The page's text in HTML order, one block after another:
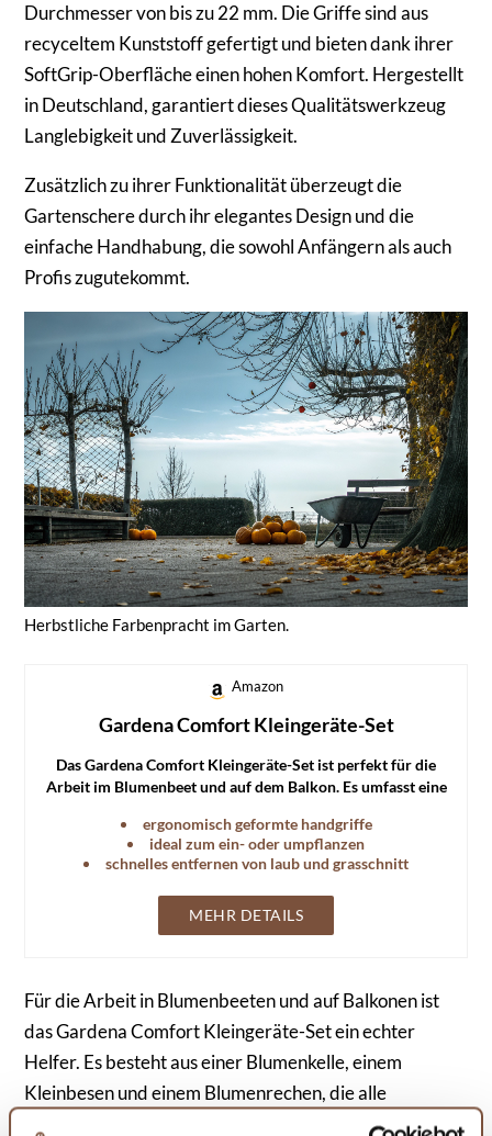
Durchmesser von bis zu 22 mm. Die Griffe sind aus
recyceltem Kunststoff gefertigt und bieten dank ihrer
SoftGrip-Oberfläche einen hohen Komfort. Hergestellt
in Deutschland, garantiert dieses Qualitätswerkzeug
Langlebigkeit und Zuverlässigkeit.
Zusätzlich zu ihrer Funktionalität überzeugt die
Gartenschere durch ihr elegantes Design und die
einfache Handhabung, die sowohl Anfängern als auch
Profis zugutekommt.
Herbstliche Farbenpracht im Garten.
Amazon
Gardena Comfort Kleingeräte-Set
Das Gardena Comfort Kleingeräte-Set ist perfekt für die
Arbeit im Blumenbeet und auf dem Balkon. Es umfasst eine
ergonomisch geformte handgriffe
ideal zum ein- oder umpflanzen
schnelles entfernen von laub und grasschnitt
MEHR DETAILS
Für die Arbeit in Blumenbeeten und auf Balkonen ist
das Gardena Comfort Kleingeräte-Set ein echter
Helfer. Es besteht aus einer Blumenkelle, einem
Kleinbesen und einem Blumenrechen, die alle
ergonomisch geformte Handgriffe besitzen. Diese